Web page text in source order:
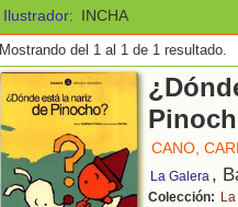
Ilustrador: INCHA
Mostrando del 1 al 1 de 1 resultado.
CANO,
La Galera ,
Colección: